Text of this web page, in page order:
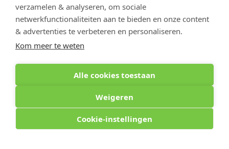
verzamelen & analyseren, om sociale
netwerkfunctionaliteiten aan te bieden en onze content
& advertenties te verbeteren en personaliseren.
Kom meer te weten
Alle cookies toestaan
Weigeren
Cookie-instellingen
Optiphar Geel - Antwerpseweg
Optiphar Turnhout
Optiphar Mol
Copyright 2026 optiphar.com. Alle rechten voorbehouden